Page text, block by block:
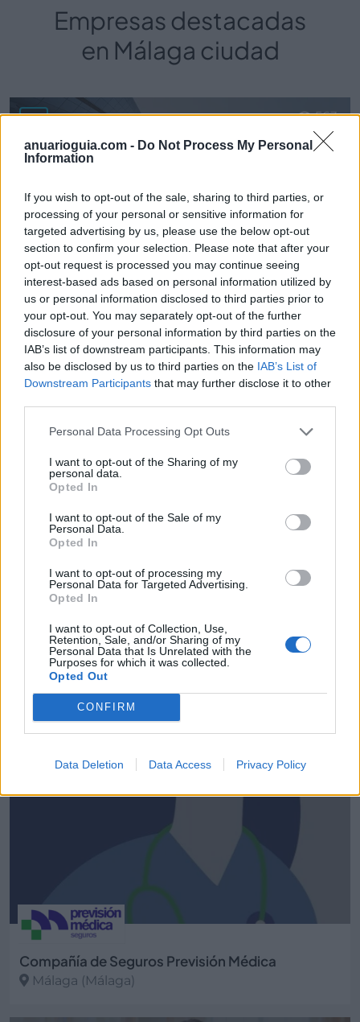
anuarioguia.com - Do Not Process My Personal
Information
If you wish to opt-out of the sale, sharing to third parties, or
processing of your personal or sensitive information for
targeted advertising by us, please use the below opt-out
section to confirm your selection. Please note that after your
opt-out request is processed you may continue seeing
interest-based ads based on personal information utilized by
us or personal information disclosed to third parties prior to
your opt-out. You may separately opt-out of the further
disclosure of your personal information by third parties on the
IAB’s list of downstream participants. This information may
also be disclosed by us to third parties on the IAB’s List of
Downstream Participants that may further disclose it to other
Personal Data Processing Opt Outs
I want to opt-out of the Sharing of my
personal data.
Opted In
I want to opt-out of the Sale of my
Personal Data.
Opted In
I want to opt-out of processing my
Personal Data for Targeted Advertising.
Opted In
I want to opt-out of Collection, Use,
Retention, Sale, and/or Sharing of my
Personal Data that Is Unrelated with the
Purposes for which it was collected.
Opted Out
CONFIRM
Data Deletion Data Access Privacy Policy
Empresas destacadas
en Málaga ciudad
Málaga ciudad (Málaga)
563
Bufete de Damas. Abogados en Málaga
Málaga ciudad (Málaga)
Compañía de Seguros Previsión Médica
Málaga (Málaga)
Ver más
2656